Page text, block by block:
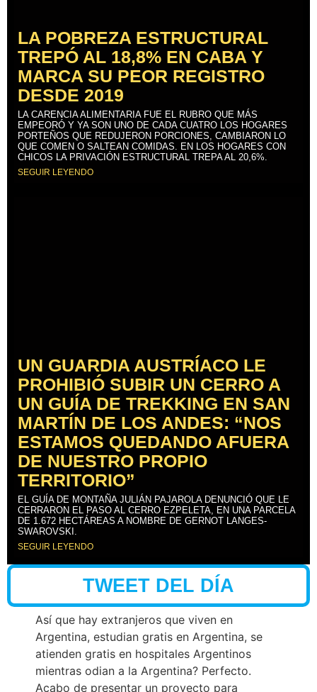
LA POBREZA ESTRUCTURAL
TREPÓ AL 18,8% EN CABA Y
MARCA SU PEOR REGISTRO
DESDE 2019
LA CARENCIA ALIMENTARIA FUE EL RUBRO QUE MÁS
EMPEORÓ Y YA SON UNO DE CADA CUATRO LOS HOGARES
PORTEÑOS QUE REDUJERON PORCIONES, CAMBIARON LO
QUE COMEN O SALTEAN COMIDAS. EN LOS HOGARES CON
CHICOS LA PRIVACIÓN ESTRUCTURAL TREPA AL 20,6%.
SEGUIR LEYENDO
UN GUARDIA AUSTRÍACO LE
PROHIBIÓ SUBIR UN CERRO A
UN GUÍA DE TREKKING EN SAN
MARTÍN DE LOS ANDES: “NOS
ESTAMOS QUEDANDO AFUERA
DE NUESTRO PROPIO
TERRITORIO”
EL GUÍA DE MONTAÑA JULIÁN PAJAROLA DENUNCIÓ QUE LE
CERRARON EL PASO AL CERRO EZPELETA, EN UNA PARCELA
DE 1.672 HECTÁREAS A NOMBRE DE GERNOT LANGES-
SWAROVSKI.
SEGUIR LEYENDO
TWEET DEL DÍA
Así que hay extranjeros que viven en
Argentina, estudian gratis en Argentina, se
atienden gratis en hospitales Argentinos
mientras odian a la Argentina? Perfecto.
Acabo de presentar un proyecto para